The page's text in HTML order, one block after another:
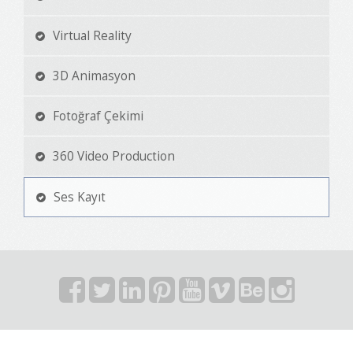
Virtual Reality
3D Animasyon
Fotoğraf Çekimi
360 Video Production
Ses Kayıt